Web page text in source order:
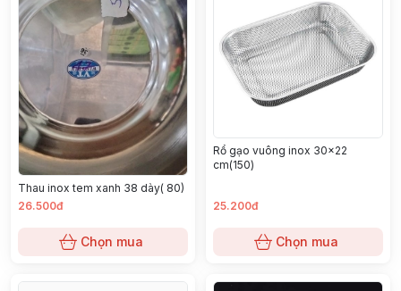
Thau inox tem xanh 38 dày( 80)
26.500đ
Chọn mua
Rổ gạo vuông inox 30x22
cm(150)
25.200đ
Chọn mua